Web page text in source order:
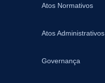
Atos Normativos
Atos Administrativos
Governança